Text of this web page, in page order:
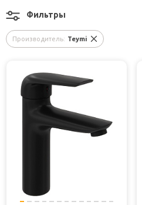
Производитель: Teymi
Фильтры